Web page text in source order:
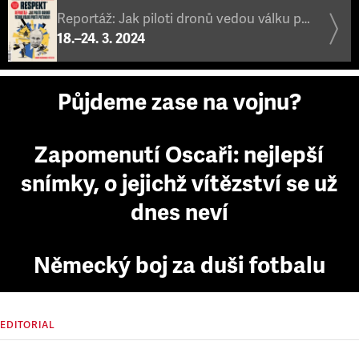
Reportáž: Jak piloti dronů vedou válku proti Putinovi
18.–24. 3. 2024
Půjdeme zase na vojnu?
Zapomenutí Oscaři: nejlepší
snímky, o jejichž vítězství se už
dnes neví
Německý boj za duši fotbalu
EDITORIAL